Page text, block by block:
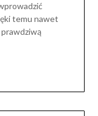
temu nawet